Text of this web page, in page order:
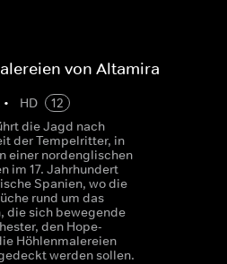
von Altamira
• HD
12
die Jagd nach
der Tempelritter, in
einer nordenglischen
im 17. Jahrhundert
Spanien, wo die
rund um das
die sich bewegende
den Hope-
Höhlenmalereien
werden sollen.